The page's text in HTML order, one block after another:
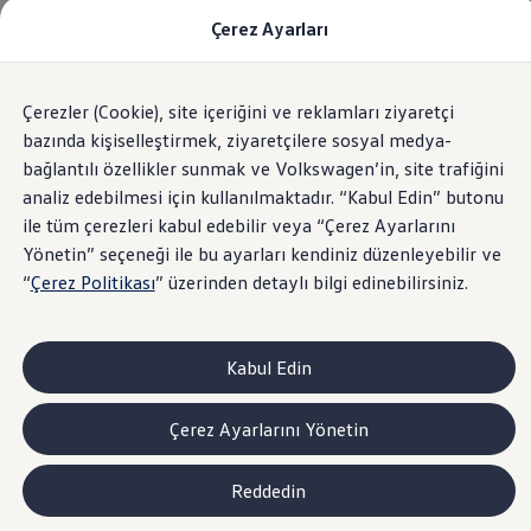
Çerez Ayarları
Çerezler (Cookie), site içeriğini ve reklamları ziyaretçi
bazında kişiselleştirmek, ziyaretçilere sosyal medya-
bağlantılı özellikler sunmak ve Volkswagen’in, site trafiğini
analiz edebilmesi için kullanılmaktadır. “Kabul Edin” butonu
ile tüm çerezleri kabul edebilir veya “Çerez Ayarlarını
Yönetin” seçeneği ile bu ayarları kendiniz düzenleyebilir ve
“Çerez Politikası” üzerinden detaylı bilgi edinebilirsiniz.
Kabul Edin
Çerez Ayarlarını Yönetin
Reddedin
Geri
Dönün
Skip
to
footer
Elektrikli Araçlar
Elektrikli Modeller
Satış Sonrası Hizmetler
Elektrikli Araçlar İçin Kullanım İpuçları
Elektrikli Araçların Periyodik Bakımı
ID. Teknolojisi ve Batarya
Rejeneratif Enerji
Batarya Sistemleri
Batarya Ömrü
Golf Yaz Fırsatları
vdf Klasik Kredi® Kampanyası
Servis Kampanyaları
Her Yaş Avantaj Kampanyası
sigortaladım.com Servis Kampanyası
Kredi Çözümleri
Volkswagen Dünyası
Volkswagen Sözlük
Araç Terimleri Sözlüğü M-R | Volkswagen
N
Navigasyon Sistemi
Navigasyon sistemi, sürücünün, tanımlı bir hedefe
sağlar. Ayrıca sistemin desteklediği sesli komut